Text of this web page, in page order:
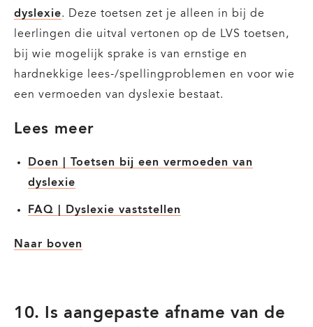
dyslexie. Deze toetsen zet je alleen in bij de
leerlingen die uitval vertonen op de LVS toetsen,
bij wie mogelijk sprake is van ernstige en
hardnekkige lees-/spellingproblemen en voor wie
een vermoeden van dyslexie bestaat.
Lees meer
Doen |
Toetsen bij een vermoeden van
dyslexie
FAQ | Dyslexie vaststellen
Naar boven
10. Is aangepaste afname van de